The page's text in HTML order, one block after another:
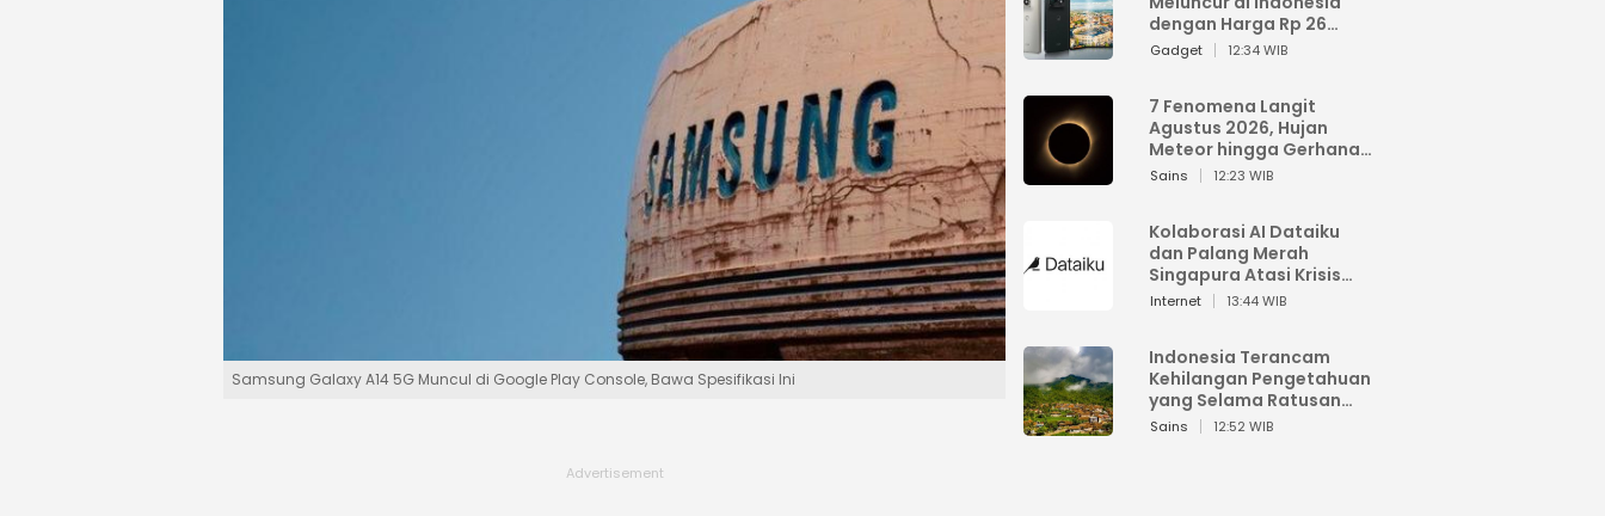
Samsung Galaxy A14 5G Muncul di Google Play Console, Bawa Spesifikasi Ini
dengan Harga Rp 26
Jutaan
Gadget 12:34 WIB
7 Fenomena Langit
Agustus 2026, Hujan
Meteor hingga Gerhana
Matahari
Sains 12:23 WIB
Kolaborasi AI Dataiku
dan Palang Merah
Singapura Atasi Krisis
Bencana
Internet 13:44 WIB
Indonesia Terancam
Kehilangan Pengetahuan
yang Selama Ratusan
Tahun Menjaga Alam
Sains 12:52 WIB